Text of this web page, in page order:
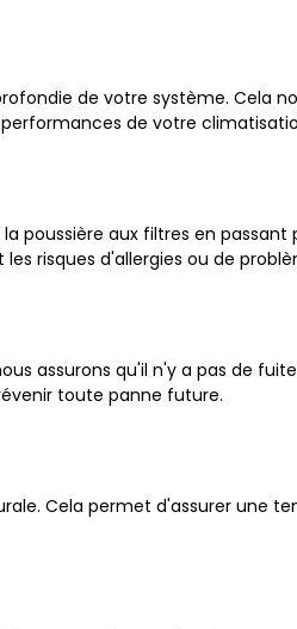
de votre système. Cela
de votre
poussière aux filtres en passant
risques d'allergies ou de
assurons qu'il n'y a pas de
toute panne future.
Cela permet d'assurer une